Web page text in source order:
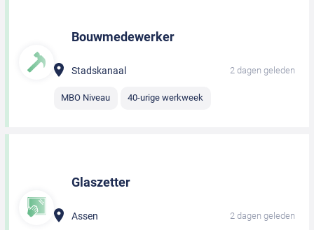
Bouwmedewerker
Stadskanaal 2 dagen geleden
MBO Niveau 40-urige werkweek
Glaszetter
Assen 2 dagen geleden